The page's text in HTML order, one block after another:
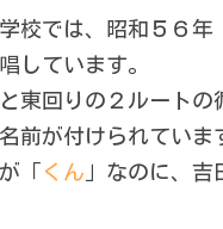
校では、昭和５６
しています。
東回りの２ルート
前が付けられていま
「 くん 」なのに、吉